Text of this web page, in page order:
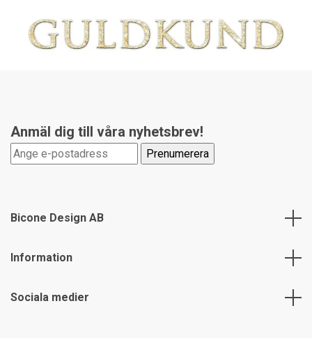
Anmäl dig till våra nyhetsbrev!
Bicone Design AB
Information
Sociala medier